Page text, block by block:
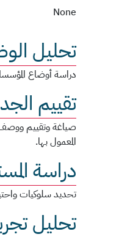
None
تحليل
دراسة أوضاع
تقييم
صياغة وتقييم ووصف
المعمول بها.
دراسة
تحديد سلوكيات
تحليل